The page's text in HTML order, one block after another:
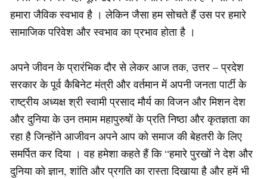
हमारा जैविक स्वभाव है । लेकिन जैसा हम सोचते हैं उस पर हमारे
सामाजिक परिवेश और स्वभाव का प्रभाव होता है ।
अपने जीवन के प्रारंभिक दौर से लेकर आज तक, उत्तर – प्रदेश
सरकार के पूर्व कैबिनेट मंत्री और वर्तमान में अपनी जनता पार्टी के
राष्ट्रीय अध्यक्ष श्री स्वामी प्रसाद मौर्य का विजन और मिशन देश
और दुनिया के उन तमाम महापुरुषों के प्रति निष्ठा और कृतज्ञता का
रहा है जिन्होंने आजीवन अपने आप को समाज की बेहतरी के लिए
समर्पित कर दिया । वह हमेशा कहते हैं कि “हमारे पुरखों ने देश और
दुनिया को ज्ञान, शांति और प्रगति का रास्ता दिखाया है और हमें भी